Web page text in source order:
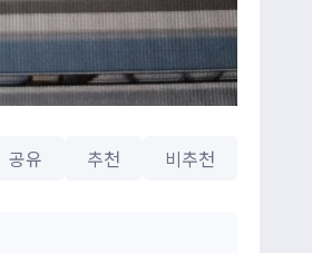
공유 추천 비추천